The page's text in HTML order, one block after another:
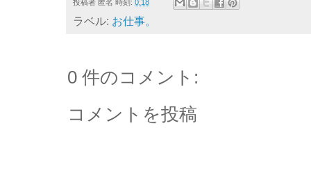
投稿者 匿名 時刻: 0:18
ラベル: お仕事。
0 件のコメント:
コメントを投稿